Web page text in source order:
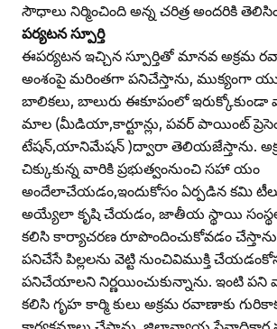
సౌధాలు నిర్మించింది అన్న చరిత్ర అందరికి
పర్యటన స్పూర్తి
ఈపర్యటన ఇచ్చిన స్పూర్తితో మానవ అక్రమ
అంశంపై మరింతగా పనిచేస్తాను, ముక్యంగా
బాలికలు, బాలురు ఈకూపంలో
మాల (మీడియా,కార్టూన్లు, పవర్‌ పాయింట్‌
టేషన్‌,యానిమేషన్‌ )ద్వారా తెలియజేస్తాను.
చిక్కుకున్న వారికి ప్రభుత్వంనుంచి సహా యం
అందేలాచేయడం,ఇందుకోసం ఏర్పడిన కమి
అయ్యేలా కృషి చేయడం, జాతీయ స్థాయి
కలిసి కార్యాచరణ రూపొందించుకోవడం
పనిచేసే పిల్లలను వెట్టి నుంచివిముక్తి
పనిచేయాలని నిర్ణయించుకున్నాను. ఇంటి
కలిసి గృహ కార్మి కులు అక్రమ రవాణాకు